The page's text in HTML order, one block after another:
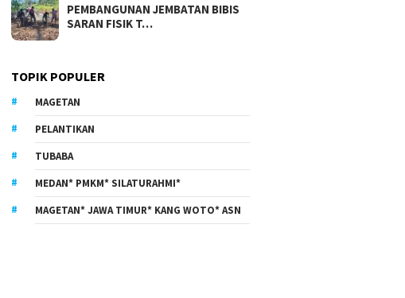
PEMBANGUNAN JEMBATAN BIBIS
SARAN FISIK T…
TOPIK POPULER
MAGETAN
PELANTIKAN
TUBABA
MEDAN* PMKM* SILATURAHMI*
MAGETAN* JAWA TIMUR* KANG WOTO* ASN